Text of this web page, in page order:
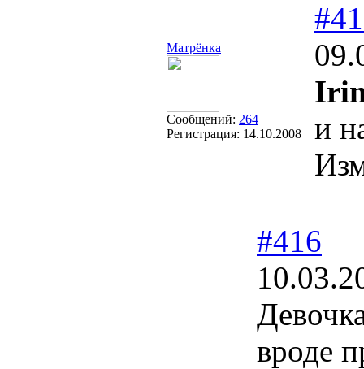
Матрёнка
Сообщений: 264
Регистрация: 14.10.2008
и
#416
вроде